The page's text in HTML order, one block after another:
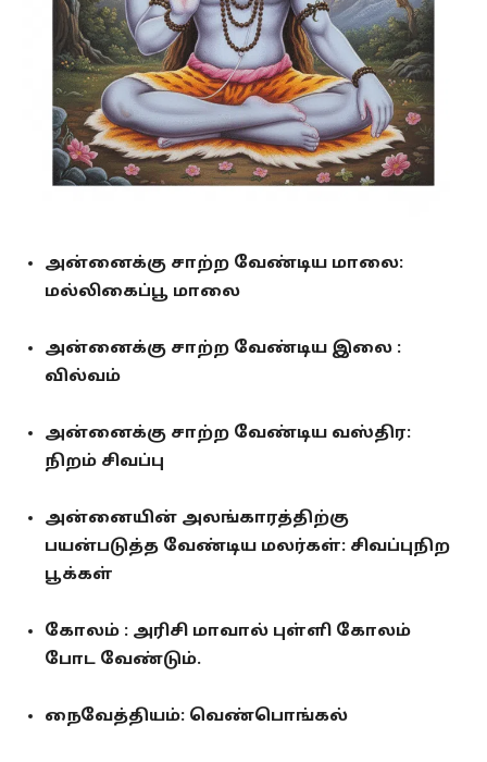
அன்னைக்கு சாற்ற வேண்டிய மாலை:
மல்லிகைப்பூ மாலை
அன்னைக்கு சாற்ற வேண்டிய இலை :
வில்வம்
அன்னைக்கு சாற்ற வேண்டிய வஸ்திர:
நிறம் சிவப்பு
அன்னையின் அலங்காரத்திற்கு
பயன்படுத்த வேண்டிய மலர்கள்: சிவப்புநிற
பூக்கள்
கோலம் : அரிசி மாவால் புள்ளி கோலம்
போட வேண்டும்.
நைவேத்தியம்: வெண்பொங்கல்